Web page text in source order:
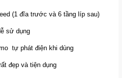
(1 đĩa trước và 6 tầng líp sau)
sử dụng
tự phát điện khi dùng
đẹp và tiện dụng